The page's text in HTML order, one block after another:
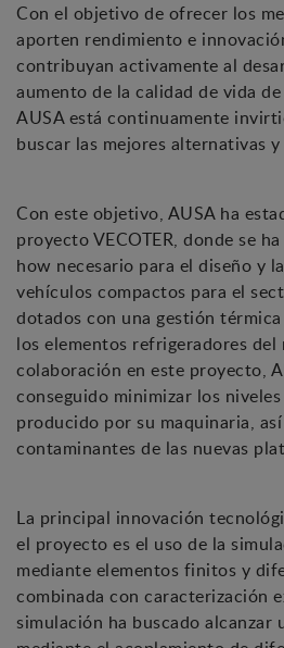
Con el objetivo de ofrecer los
aporten rendimiento e
contribuyan activamente al
aumento de la calidad de vida
AUSA está continuamente
buscar las mejores alternativas
Con este objetivo, AUSA ha
proyecto VECOTER, donde se
how necesario para el diseño y
vehículos compactos para el
dotados con una gestión
los elementos refrigeradores del
colaboración en este proyecto,
conseguido minimizar los
producido por su maquinaria,
contaminantes de las nuevas
La principal innovación
el proyecto es el uso de la
mediante elementos finitos y
combinada con caracterización
simulación ha buscado alcanzar